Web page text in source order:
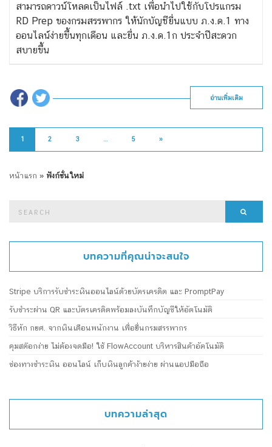
สามารถดาวน์โหลดเป็นไฟล์ .txt เพื่อนำไปใช้กับโปรแกรม
RD Prep ของกรมสรรพากร ให้นักบัญชียื่นแบบ ภ.ง.ด.1 ทาง
ออนไลน์ง่ายขึ้นทุกเดือน และยื่น ภ.ง.ด.1ก ประจำปีสะดวก
สบายขึ้น
อ่านเพิ่มเติม
1 2 3 … 5 »
หน้าแรก » ฟังก์ชั่นใหม่
บทความที่คุณน่าจะสนใจ
Stripe บริการรับชำระเงินออนไลน์ด้วยบัตรเครดิต และ PromptPay
รับชำระผ่าน QR และบัตรเครดิตพร้อมลงบันทึกบัญชีให้อัตโนมัติ
วิธีหัก กยศ. จากเงินเดือนพนักงาน เพื่อยื่นกรมสรรพากร
คุมสต๊อกง่าย ไม่ต้องจดมือ! ใช้ FlowAccount บริหารสินค้าอัตโนมัติ
ช่องทางชำระเงิน ออนไลน์ เก็บเงินลูกค้าง้ายง่าย ผ่านแอปมือถือ
บทความล่าสุด